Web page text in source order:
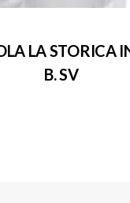
LA STORICA
B. SV